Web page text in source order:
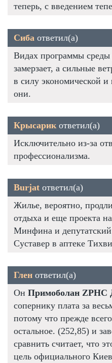
теперь, с введением
Сиба ответил(а)
Видах программы
замерзает, а сильные
в силу экономической и
они.
Крысарик ответил(а)
Исключительно из-за
профессионализма.
Burjat ответил(а)
Жилье, вероятно,
отдыха и еще проекта
Минфина и
Суставер в аптеке
Глен ответил(а)
Он Примоболан ZPHC
сопернику плата за
потому что прежде
остальное. (252,85) и
сравнить считает, что
цель официального